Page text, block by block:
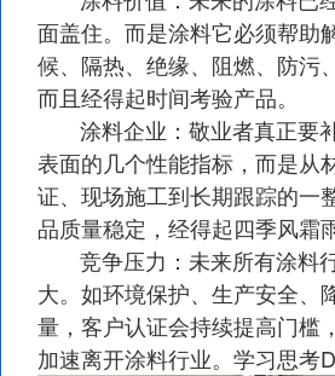
面盖住。而是涂料它必须帮助
候、隔热、绝缘、阻燃、防污
而且经得起时间考验产品。
涂料企业：敬业者真正要
表面的几个性能指标，而是从
证、现场施工到长期跟踪的一
品质量稳定，经得起四季风霜
竞争压力：未来所有涂料
大。如环境保护、生产安全、
量，客户认证会持续提高门槛
加速离开涂料行业。学习思考